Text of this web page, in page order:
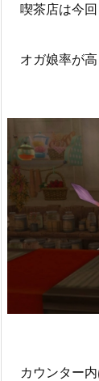
喫茶店は今回
オガ娘率が高
カウンター内